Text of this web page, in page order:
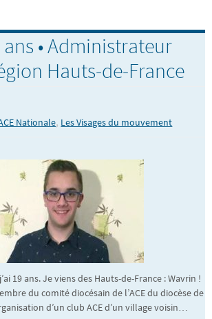
• Administrateur
Hauts-de-France
Nationale, Les Visages du mouvement
19 ans. Je viens des Hauts-de-France : Wavrin !
du comité diocésain de l’ACE du diocèse de
d’un club ACE d’un village voisin…